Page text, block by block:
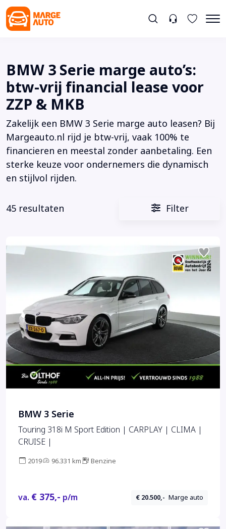
BMW 3 Serie marge auto’s:
btw-vrij financial lease voor
ZZP & MKB
Zakelijk een BMW 3 Serie marge auto leasen? Bij
Margeauto.nl rijd je btw-vrij, vaak 100% te
financieren en meestal zonder aanbetaling. Een
sterke keuze voor ondernemers die dynamisch
en stijlvol rijden.
45 resultaten Filter
BMW 3 Serie
Touring 318i M Sport Edition | CARPLAY | CLIMA |
CRUISE |
2019 96.331 km Benzine
va. € 375,- p/m € 20.500,- Marge auto